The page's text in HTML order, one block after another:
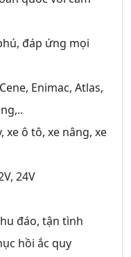
đáp ứng mọi
Enimac, Atlas,
xe ô tô, xe nâng, xe
24V
đáo, tận tình
hồi ắc quy